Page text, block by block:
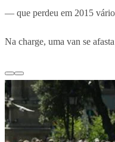
— que perdeu em 2015
Na charge, uma van se